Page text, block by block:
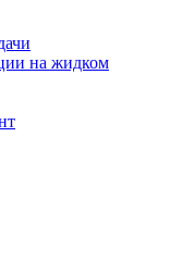
на жидком